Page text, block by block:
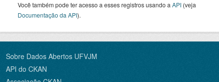
Você também pode ter acesso a esses registros usando a API (veja
Documentação da API).
Sobre Dados Abertos UFVJM
API do CKAN